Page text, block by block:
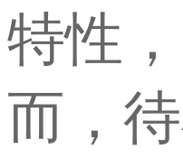
特性
而，